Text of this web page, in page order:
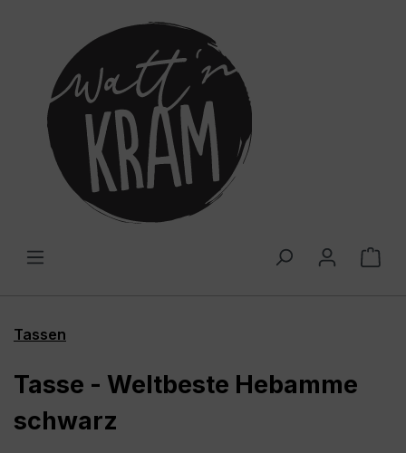
Tassen
Tasse - Weltbeste Hebamme
schwarz